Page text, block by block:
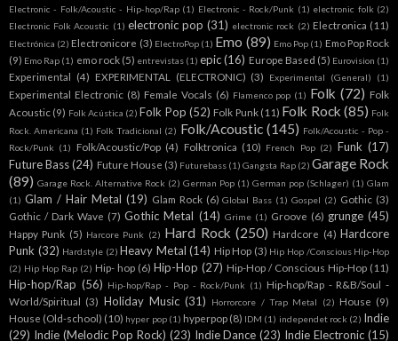
Electronic - Folk/Acoustic - Hip-hop/Rap (1) Electronic - Rock/Punk (1) electronic folk (2)
Electronic Folk Acoustic (1) electronic pop (31) electronic rock (2) Electronica (11)
Electrónica (2) Electronicore (3) ElectroPop (1) Emo (89) Emo Pop (1) Emo Pop Rock
(9) Emo Rap (1) emo rock (5) entrevistas (1) epic (16) Europe Based (5) Eurovision (1)
Experimental (4) EXPERIMENTAL (ELECTRONIC) (3) Experimental (General) (1)
Experimental Electronic (8) Female Vocals (6) Flamenco pop (1) Folk (72) Folk
Acoustic (9) Folk Acústica (2) Folk Pop (52) Folk Punk (11) Folk Rock (85) Folk
Rock. Americana (1) Folk Tradicional (2) Folk/Acoustic (145) Folk/Acoustic - Pop -
Rock/Punk (1) Folk/Acoustic/Pop (4) Folktronica (10) French Pop (2) Funk (17)
Future Bass (24) Future House (3) Futurebass (1) Gangsta Rap (2) Garage Rock
(89) Garage Rock. Alternative Rock (2) German Pop (1) German pop (Schlager) (1) Glam
(1) Glam / Hair Metal (19) Glam Rock (6) Global Bass (1) Gospel (2) Gothic (3)
Gothic / Dark Wave (7) Gothic Metal (14) Grime (1) Groove (6) grunge (45)
Happy Punk (5) Harcore Punk (2) Hard Rock (250) Hardcore (4) Hardcore
Punk (32) Hardstyle (2) Heavy Metal (14) Hip Hop (3) Hip Hop /Conscious Hip-Hop
(2) Hip Hop Rap (2) Hip- hop (6) Hip-Hop (27) Hip-Hop / Conscious Hip-Hop (11)
Hip-hop/Rap (56) Hip-hop/Rap - Pop - Rock/Punk (1) Hip-hop/Rap - R&B/Soul -
World/Spiritual (3) Holiday Music (31) Horrorcore / Trap Metal (2) House (9)
House (Old-school) (10) hyper pop (1) hyperpop (8) IDM (1) independet rock (2) Indie
(29) Indie (Melodic Pop Rock) (23) Indie Dance (23) Indie Electronic (15)